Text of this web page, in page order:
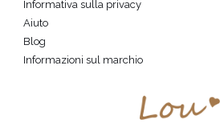
Informativa sulla privacy
Aiuto
Blog
Informazioni sul marchio